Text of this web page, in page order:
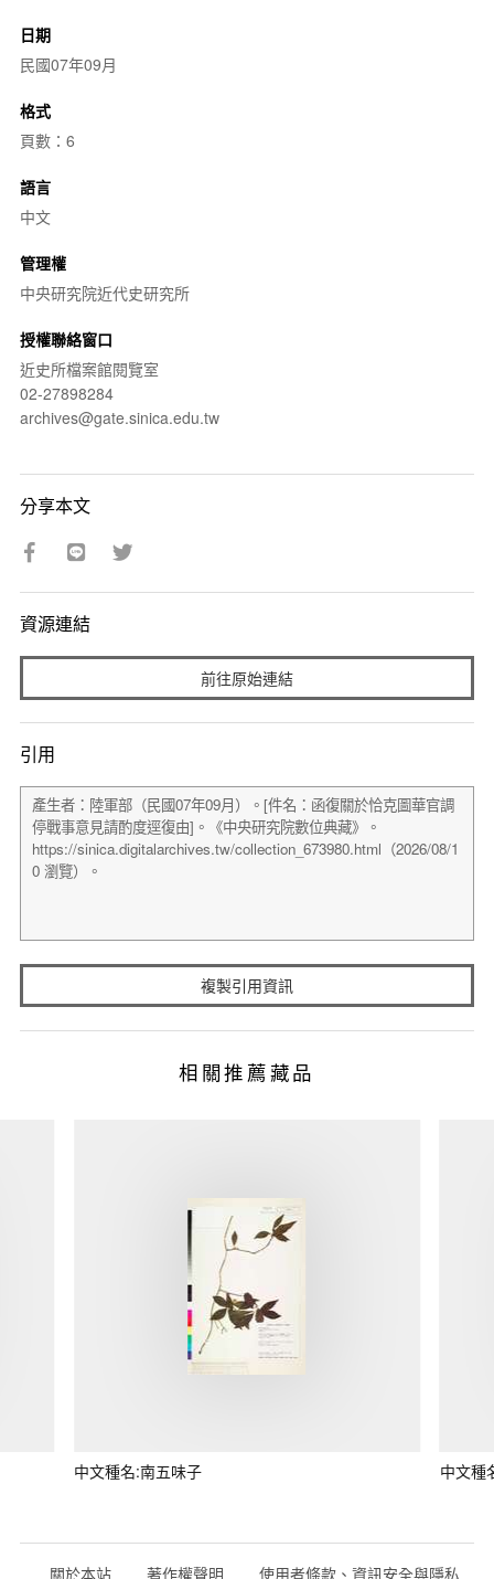
日期
民國07年09月
格式
頁數：6
語言
中文
管理權
中央研究院近代史研究所
授權聯絡窗口
近史所檔案館閱覽室
02-27898284
archives@gate.sinica.edu.tw
分享本文
資源連結
前往原始連結
引用
複製引用資訊
相關推薦藏品
中文種名:南五味子 中文種
關於本站 著作權聲明 使用者條款、資訊安全與隱私